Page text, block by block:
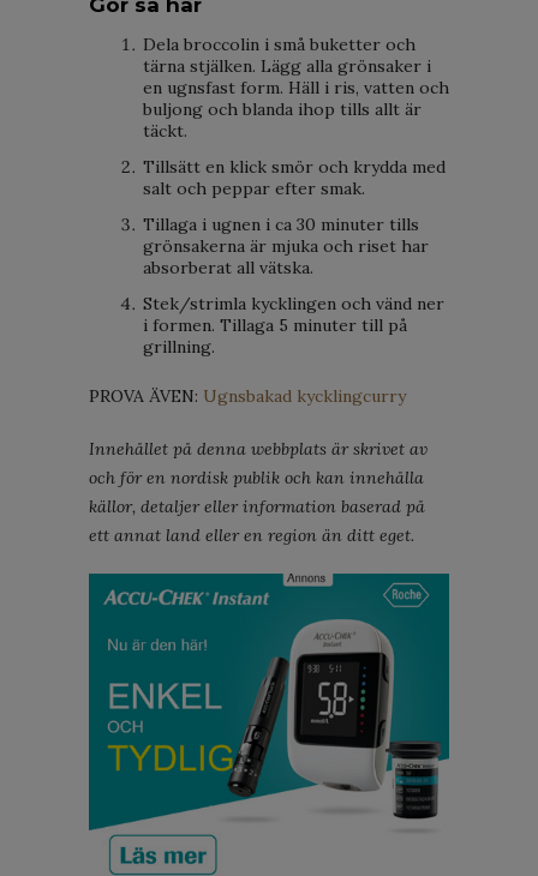
Dela broccolin i små buketter och
tärna stjälken. Lägg alla grönsaker i
en ugnsfast form. Häll i ris, vatten och
buljong och blanda ihop tills allt är
täckt.
Tillsätt en klick smör och krydda med
salt och peppar efter smak.
Tillaga i ugnen i ca 30 minuter tills
grönsakerna är mjuka och riset har
absorberat all vätska.
Stek/strimla kycklingen och vänd ner
i formen. Tillaga 5 minuter till på
grillning.
PROVA ÄVEN: Ugnsbakad kycklingcurry
Innehållet på denna webbplats är skrivet av
och för en nordisk publik och kan innehålla
källor, detaljer eller information baserad på
ett annat land eller en region än ditt eget.